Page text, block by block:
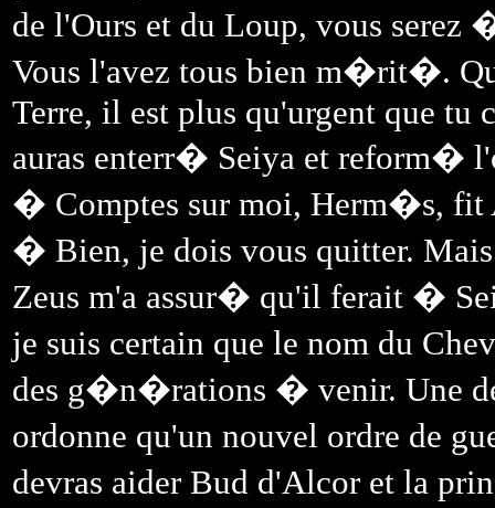
de l'Ours et du Loup, vous serez
Vous l'avez tous bien m�rit�.
Terre, il est plus qu'urgent que tu
auras enterr� Seiya et reform�
� Comptes sur moi, Herm�s,
� Bien, je dois vous quitter.
Zeus m'a assur� qu'il ferait �
je suis certain que le nom du
des g�n�rations � venir. Une
ordonne qu'un nouvel ordre de
devras aider Bud d'Alcor et la